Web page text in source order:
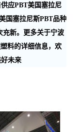
应PBT美国塞拉尼
国塞拉尼斯PBT品种
充新。更多关于宁波
料的详细信息，欢
未来